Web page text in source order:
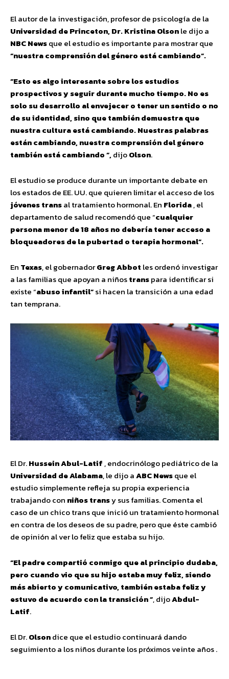
El autor de la investigación, profesor de psicología de la
Universidad de Princeton, Dr. Kristina Olsonle dijo a
NBC Newsque el estudio es importante para mostrar que
“nuestra comprensión del género está cambiando”.
“Esto es algo interesante sobre los estudios
prospectivos y seguir durante mucho tiempo. No es
solo su desarrollo al envejecer o tener un sentido o no
de su identidad, sino que también demuestra que
nuestra cultura está cambiando. Nuestras palabras
están cambiando, nuestra comprensión del género
también está cambiando ”,dijoOlson.
El estudio se produce durante un importante debate en
los estados de EE. UU. que quieren limitar el acceso de los
jóvenes transal tratamiento hormonal. En Florida, el
departamento de salud recomendó que “cualquier
persona menor de 18 años no debería tener acceso a
bloqueadores de la pubertad o terapia hormonal”.
En Texas, el gobernadorGreg Abbot les ordenó investigar
a las familias que apoyan a niñostranspara identificar si
existe “abuso infantil”si hacen la transición a una edad
tan temprana.
El Dr.Hussein Abul-Latif, endocrinólogo pediátrico de la
Universidad de Alabama, le dijo aABC Newsque el
estudio simplemente refleja su propia experiencia
trabajando con niños transy sus familias. Comenta el
caso de un chico trans que inició un tratamiento hormonal
en contra de los deseos de su padre, pero que éste cambió
de opinión al ver lo feliz que estaba su hijo.
“El padre compartió conmigo que al principio dudaba,
pero cuando vio que su hijo estaba muy feliz, siendo
más abierto y comunicativo, también estaba feliz y
estuvo de acuerdo con la transición ”, dijoAbdul-
Latif.
El Dr.Olsondice que el estudio continuará dando
seguimiento a los niños durante los próximos veinte años .